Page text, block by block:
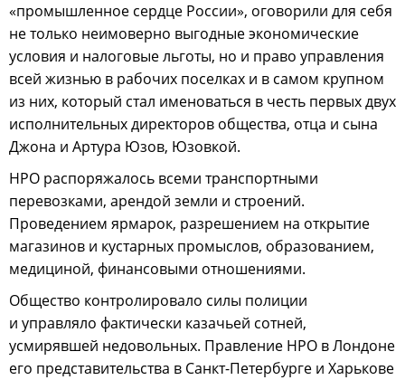
«промышленное сердце России», оговорили для себя
не только неимоверно выгодные экономические
условия и налоговые льготы, но и право управления
всей жизнью в рабочих поселках и в самом крупном
из них, который стал именоваться в честь первых двух
исполнительных директоров общества, отца и сына
Джона и Артура Юзов, Юзовкой.
НРО распоряжалось всеми транспортными
перевозками, арендой земли и строений.
Проведением ярмарок, разрешением на открытие
магазинов и кустарных промыслов, образованием,
медициной, финансовыми отношениями.
Общество контролировало силы полиции
и управляло фактически казачьей сотней,
усмирявшей недовольных. Правление НРО в Лондоне
его представительства в Санкт-Петербурге и Харькове